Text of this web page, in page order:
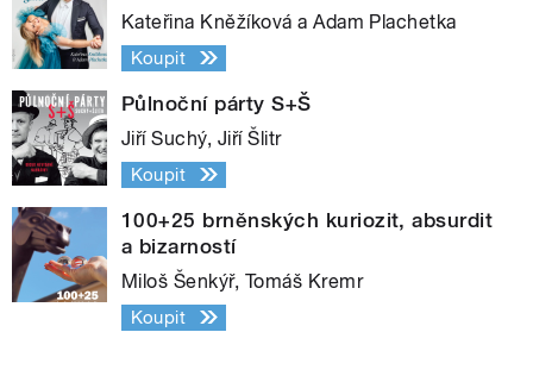
Kateřina Kněžíková a Adam Plachetka
Koupit
Půlnoční párty S+Š
Jiří Suchý, Jiří Šlitr
Koupit
100+25 brněnských kuriozit, absurdit
a bizarností
Miloš Šenkýř, Tomáš Kremr
Koupit